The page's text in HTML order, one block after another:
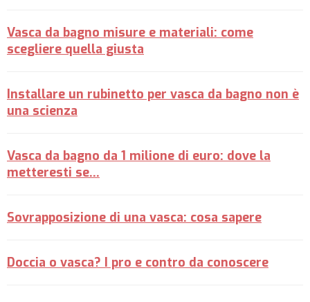
Vasca da bagno misure e materiali: come
scegliere quella giusta
Installare un rubinetto per vasca da bagno non è
una scienza
Vasca da bagno da 1 milione di euro: dove la
metteresti se...
Sovrapposizione di una vasca: cosa sapere
Doccia o vasca? I pro e contro da conoscere